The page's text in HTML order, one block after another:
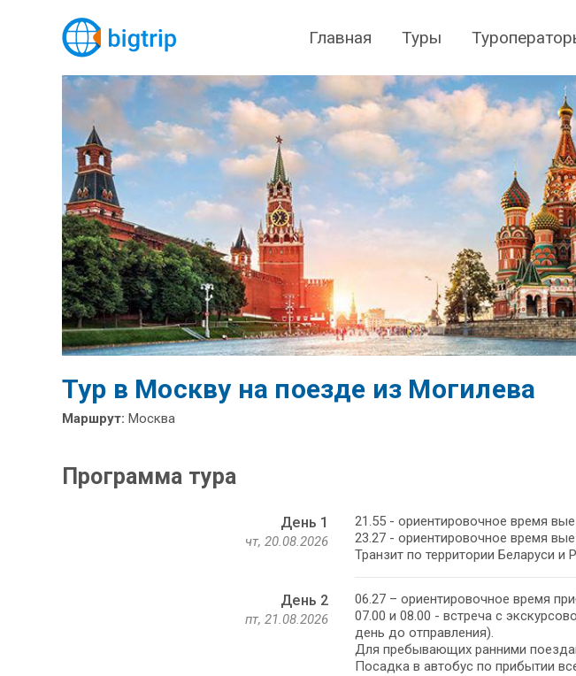
Главная Туры
Тур в Москву на поезде из Могилева
Маршрут: Москва
Программа тура
День 1
чт, 20.08.2026
21.55 - ориентировочное время
23.27 - ориентировочное время
Транзит по территории Беларуси и
День 2
пт, 21.08.2026
06.27 – ориентировочное время
07.00 и 08.00 - встреча с
день до отправления).
Для пребывающих ранними
Посадка в автобус по прибытии